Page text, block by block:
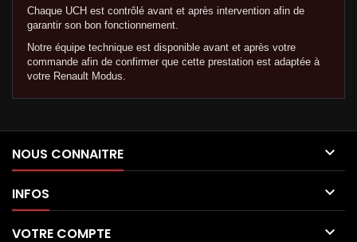
Chaque UCH est contrôlé avant et après intervention afin de
garantir son bon fonctionnement.
Notre équipe technique est disponible avant et après votre
commande afin de confirmer que cette prestation est adaptée à
votre Renault Modus.
NOUS CONNAITRE 
INFOS 
VOTRE COMPTE 